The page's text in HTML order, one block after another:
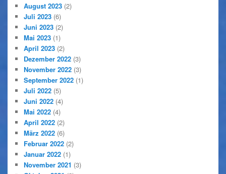
August 2023(2)
Juli 2023(6)
Juni 2023(2)
Mai 2023(1)
April 2023(2)
Dezember 2022(3)
November 2022(3)
September 2022(1)
Juli 2022(5)
Juni 2022(4)
Mai 2022(4)
April 2022(2)
März 2022(6)
Februar 2022(2)
Januar 2022(1)
November 2021 (3)